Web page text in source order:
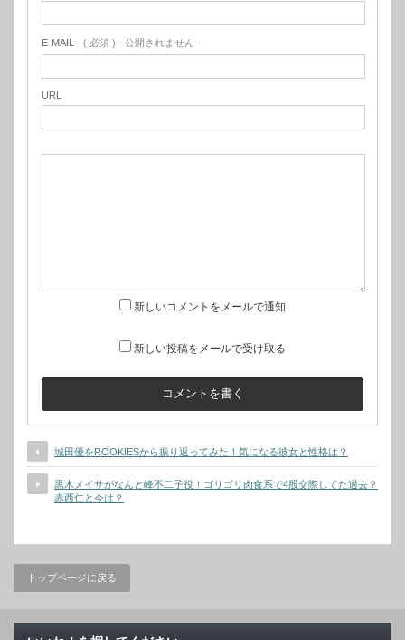
E-MAIL ( 必須 ) - 公開されません -
URL
新しいコメントをメールで通知
新しい投稿をメールで受け取る
城田優をROOKIESから振り返ってみた！気になる彼女と性格は？
黒木メイサがなんと峰不二子役！ゴリゴリ肉食系で4股交際してた過去？
赤西仁と今は？
トップページに戻る